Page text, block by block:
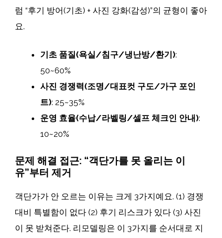
럼 “후기 방어(기초) + 사진 강화(감성)”의 균형이 좋아
요.
기초 품질(욕실/침구/냉난방/환기):
50~60%
사진 경쟁력(조명/대표컷 구도/가구 포인
트): 25~35%
운영 효율(수납/라벨링/셀프 체크인 안내):
10~20%
문제 해결 접근: “객단가를 못 올리는 이
유”부터 제거
객단가가 안 오르는 이유는 크게 3가지예요. (1) 경쟁
대비 특별함이 없다 (2) 후기 리스크가 있다 (3) 사진
이 못 받쳐준다. 리모델링은 이 3가지를 순서대로 지